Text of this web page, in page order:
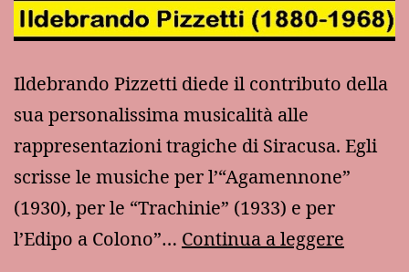
Ildebrando Pizzetti diede il contributo della
sua personalissima musicalità alle
rappresentazioni tragiche di Siracusa. Egli
scrisse le musiche per l’“Agamennone”
(1930), per le “Trachinie” (1933) e per
l’Edipo a Colono”… Continua a leggere